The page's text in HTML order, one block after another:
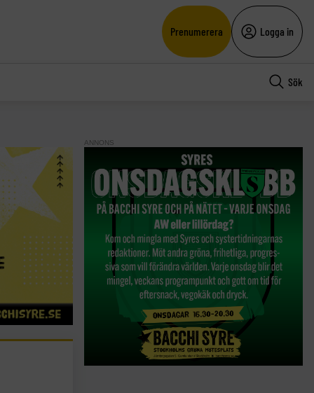
Prenumerera Logga in
Sök
ANNONS